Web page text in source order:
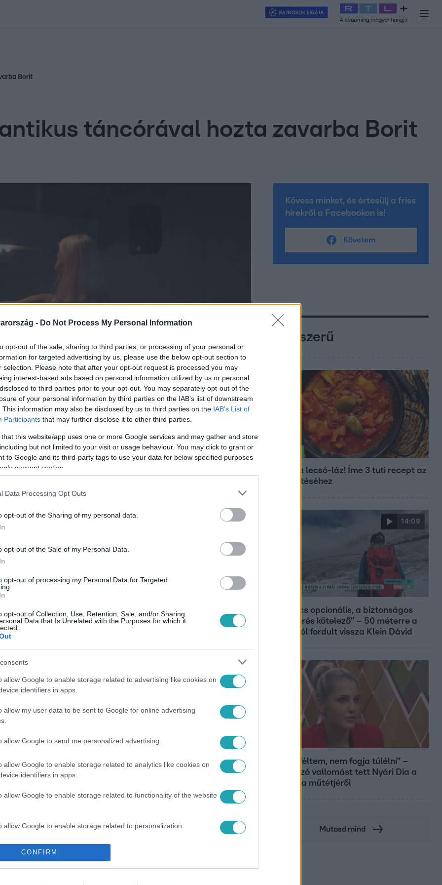
- Do Not Process My Personal Information
opt-out of the sale, sharing to third parties, or processing of your personal or
for targeted advertising by us, please use the below opt-out section to
selection. Please note that after your opt-out request is processed you may
interest-based ads based on personal information utilized by us or personal
to third parties prior to your opt-out. You may separately opt-out of the
of your personal information by third parties on the IAB’s list of downstream
This information may also be disclosed by us to third parties on the IAB’s List of
Participants that may further disclose it to other third parties.
that this website/app uses one or more Google services and may gather and store
but not limited to your visit or usage behaviour. You may click to grant or
to Google and its third-party tags to use your data for below specified purposes
consent section.
Data Processing Opt Outs
opt-out of the Sharing of my personal data.
opt-out of the Sale of my Personal Data.
opt-out of processing my Personal Data for Targeted
opt-out of Collection, Use, Retention, Sale, and/or Sharing
Data that Is Unrelated with the Purposes for which it
allow Google to enable storage related to advertising like cookies on
identifiers in apps.
allow my user data to be sent to Google for online advertising
allow Google to send me personalized advertising.
allow Google to enable storage related to analytics like cookies on
identifiers in apps.
allow Google to enable storage related to functionality of the website
allow Google to enable storage related to personalization.
allow Google to enable storage related to security, including
functionality and fraud prevention, and other user protection.
CONFIRM
Exek csatája 2026 Celeb vagyok, ments ki innen
Borit
táncórával hozta zavarba Borit
táncteremben, mire Bori megérkezett,
nemcsak egy rózsát kap
táncot is.
legyen a Google-találatokban!
PAPP ZSOMBOR # ROMANTIKA
Kövess minket, és értesülj a friss
hírekről a Facebookon is!
Követem
Népszerű
Kitört a lecsó-láz! Íme 3 tuti recept az
elkészítéséhez
14:09
„A csúcs opcionális, a biztonságos
hazatérés kötelező” – 50 méterre a
csúcstól fordult vissza Klein Dávid
„Attól féltem, nem fogja túlélni” –
megrázó vallomást tett Nyári Dia a
kislánya műtétjéről
Mutasd mind